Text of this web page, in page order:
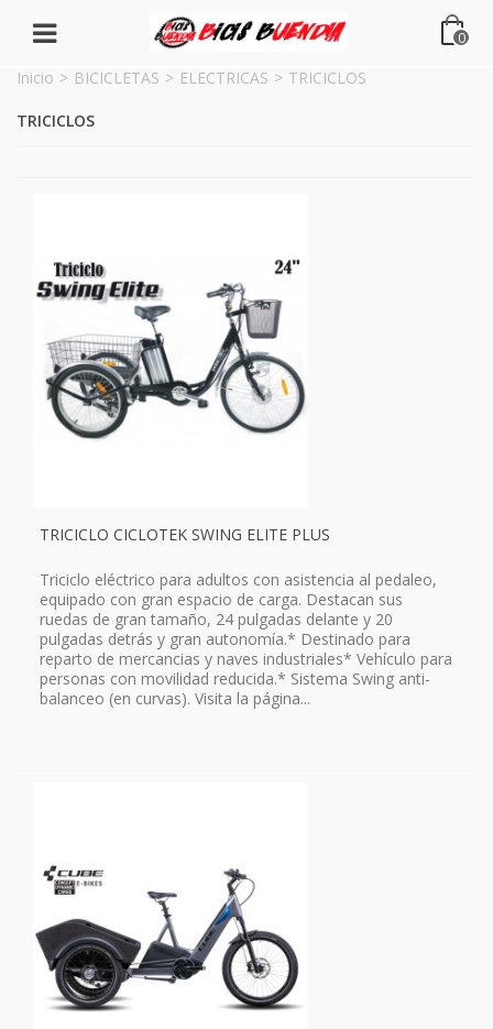
0
Inicio > BICICLETAS > ELECTRICAS > TRICICLOS
TRICICLOS
TRICICLO CICLOTEK SWING ELITE PLUS
Triciclo eléctrico para adultos con asistencia al pedaleo,
equipado con gran espacio de carga. Destacan sus
ruedas de gran tamaño, 24 pulgadas delante y 20
pulgadas detrás y gran autonomía.* Destinado para
reparto de mercancias y naves industriales* Vehículo para
personas con movilidad reducida.* Sistema Swing anti-
balanceo (en curvas). Visita la página...